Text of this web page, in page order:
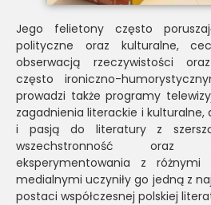
Jego felietony często
polityczne oraz kulturalne,
obserwacją rzeczywistości
często ironiczno-
prowadzi także programy
zagadnienia literackie i kulturalne,
i pasją do literatury z
wszechstronność oraz
eksperymentowania z
medialnymi uczyniły go jedną z
postaci współczesnej polskiej